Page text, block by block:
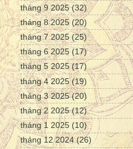
tháng 9 2025(32)
tháng 8 2025(20)
tháng 7 2025(25)
tháng 6 2025(17)
tháng 5 2025(17)
tháng 4 2025(19)
tháng 3 2025(20)
tháng 2 2025(12)
tháng 1 2025 (10)
tháng 12 2024(26)